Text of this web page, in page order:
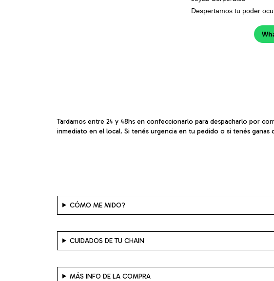
Despertamos tu poder
Tardamos entre 24 y 48hs en confeccionarlo para despacharlo por
inmediato en el local. Si tenés urgencia en tu pedido o si tenés
CÓMO ME MIDO?
CUIDADOS DE TU CHAIN
MÁS INFO DE LA COMPRA